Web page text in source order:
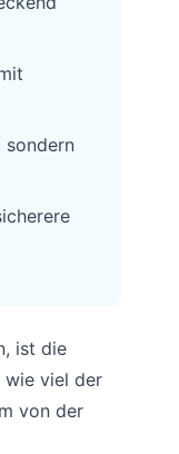
sondern
ist die
wie viel der
von der